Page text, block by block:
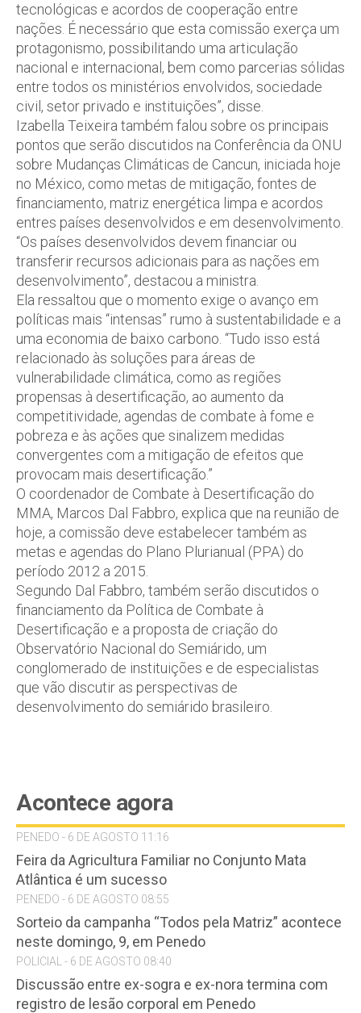
tecnológicas e acordos de cooperação entre
nações. É necessário que esta comissão exerça um
protagonismo, possibilitando uma articulação
nacional e internacional, bem como parcerias sólidas
entre todos os ministérios envolvidos, sociedade
civil, setor privado e instituições”, disse.
Izabella Teixeira também falou sobre os principais
pontos que serão discutidos na Conferência da ONU
sobre Mudanças Climáticas de Cancun, iniciada hoje
no México, como metas de mitigação, fontes de
financiamento, matriz energética limpa e acordos
entres países desenvolvidos e em desenvolvimento.
“Os países desenvolvidos devem financiar ou
transferir recursos adicionais para as nações em
desenvolvimento”, destacou a ministra.
Ela ressaltou que o momento exige o avanço em
políticas mais “intensas” rumo à sustentabilidade e a
uma economia de baixo carbono. “Tudo isso está
relacionado às soluções para áreas de
vulnerabilidade climática, como as regiões
propensas à desertificação, ao aumento da
competitividade, agendas de combate à fome e
pobreza e às ações que sinalizem medidas
convergentes com a mitigação de efeitos que
provocam mais desertificação.”
O coordenador de Combate à Desertificação do
MMA, Marcos Dal Fabbro, explica que na reunião de
hoje, a comissão deve estabelecer também as
metas e agendas do Plano Plurianual (PPA) do
período 2012 a 2015.
Segundo Dal Fabbro, também serão discutidos o
financiamento da Política de Combate à
Desertificação e a proposta de criação do
Observatório Nacional do Semiárido, um
conglomerado de instituições e de especialistas
que vão discutir as perspectivas de
desenvolvimento do semiárido brasileiro.
Acontece agora
PENEDO - 6 DE AGOSTO 11:16
Feira da Agricultura Familiar no Conjunto Mata
Atlântica é um sucesso
PENEDO - 6 DE AGOSTO 08:55
Sorteio da campanha “Todos pela Matriz” acontece
neste domingo, 9, em Penedo
POLICIAL - 6 DE AGOSTO 08:40
Discussão entre ex-sogra e ex-nora termina com
registro de lesão corporal em Penedo